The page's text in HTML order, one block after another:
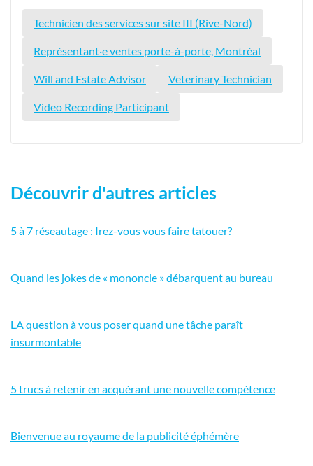
Technicien des services sur site III (Rive-Nord)
Représentant·e ventes porte-à-porte, Montréal
Will and Estate Advisor Veterinary Technician
Video Recording Participant
Découvrir d'autres articles
5 à 7 réseautage : Irez-vous vous faire tatouer?
Quand les jokes de « mononcle » débarquent au bureau
LA question à vous poser quand une tâche paraît
insurmontable
5 trucs à retenir en acquérant une nouvelle compétence
Bienvenue au royaume de la publicité éphémère